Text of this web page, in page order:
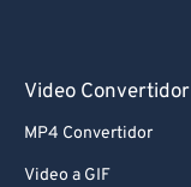
Video Convertidor
MP4 Convertidor
Video a GIF